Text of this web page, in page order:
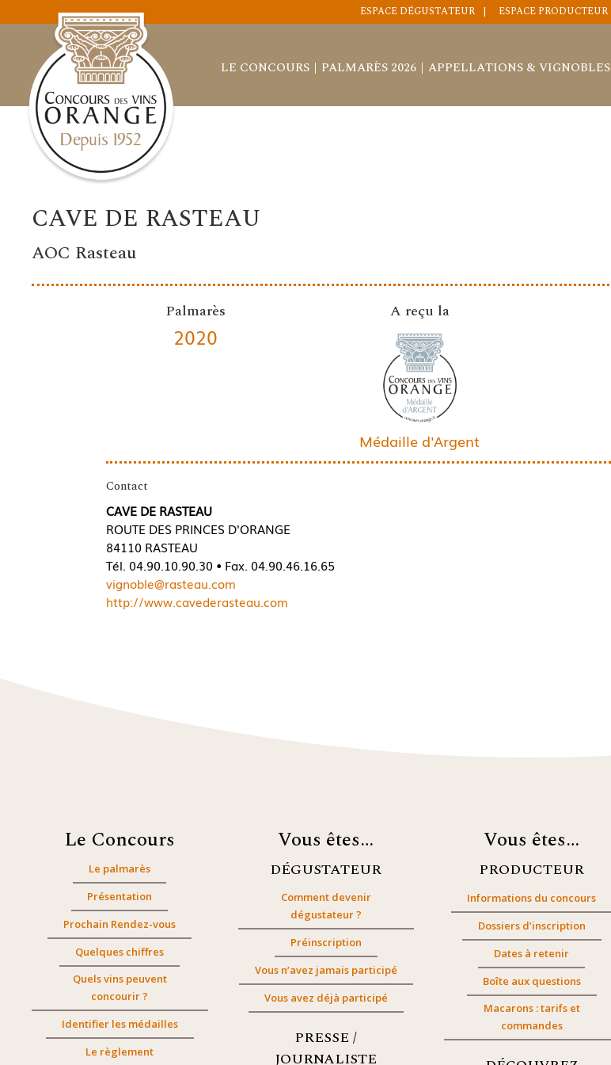
ESPACE DÉGUSTATEUR ESPACE PRODUCTEUR
LE CONCOURS PALMARÈS 2026 APPELLATIONS & VIGNOBLES
CAVE DE RASTEAU
AOC Rasteau
Palmarès
2020
A reçu la
Médaille d'Argent
Contact
CAVE DE RASTEAU
ROUTE DES PRINCES D'ORANGE
84110 RASTEAU
Tél. 04.90.10.90.30 • Fax. 04.90.46.16.65
vignoble@rasteau.com
http://www.cavederasteau.com
Le Concours
Le palmarès
Présentation
Prochain Rendez-vous
Quelques chiffres
Quels vins peuvent
concourir ?
Identifier les médailles
Le règlement
Vous êtes…
DÉGUSTATEUR
Comment devenir
dégustateur ?
Préinscription
Vous n’avez jamais participé
Vous avez déjà participé
PRESSE /
JOURNALISTE
Vous êtes…
PRODUCTEUR
Informations du concours
Dossiers d’inscription
Dates à retenir
Boîte aux questions
Macarons : tarifs et
commandes